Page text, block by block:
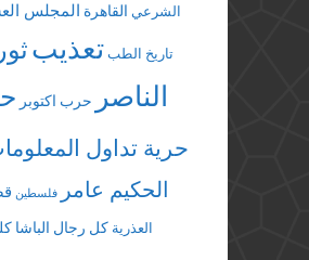
الشرعي القاهرة المجلس
تاريخ الطب تعذيب
الناصر
حرب اكتوبر
حرية تداول
الحكيم عامر
فلسطين
العذرية كل رجال الباشا